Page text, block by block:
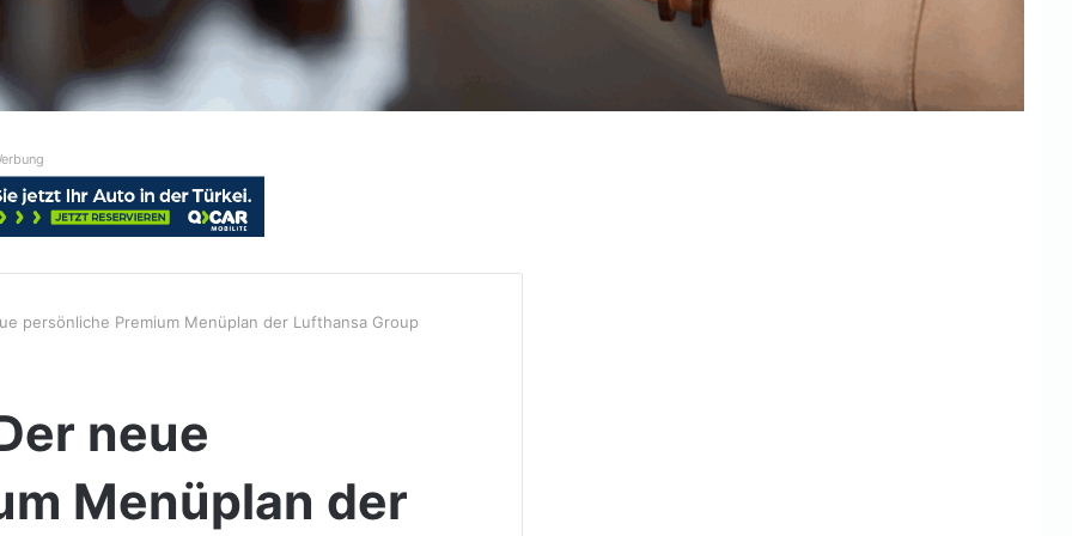
persönliche Premium Menüplan der Lufthansa Group
neue
Menüplan der